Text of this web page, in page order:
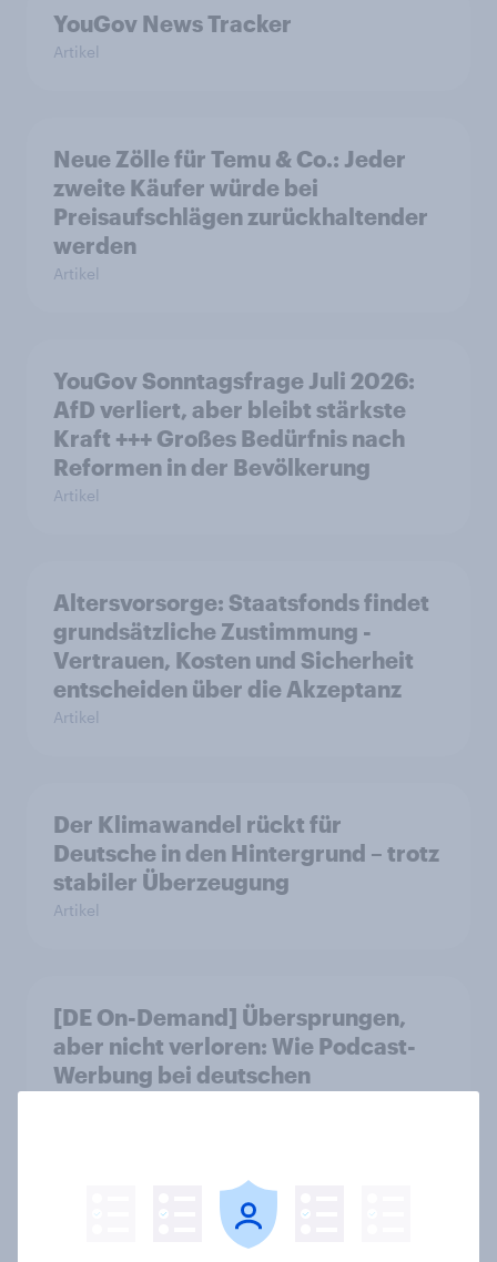
YouGov News Tracker
Artikel
Neue Zölle für Temu & Co.: Jeder
zweite Käufer würde bei
Preisaufschlägen zurückhaltender
werden
Artikel
YouGov Sonntagsfrage Juli 2026:
AfD verliert, aber bleibt stärkste
Kraft +++ Großes Bedürfnis nach
Reformen in der Bevölkerung
Artikel
Altersvorsorge: Staatsfonds findet
grundsätzliche Zustimmung -
Vertrauen, Kosten und Sicherheit
entscheiden über die Akzeptanz
Artikel
Der Klimawandel rückt für
Deutsche in den Hintergrund – trotz
stabiler Überzeugung
Artikel
[DE On-Demand] Übersprungen,
aber nicht verloren: Wie Podcast-
Werbung bei deutschen